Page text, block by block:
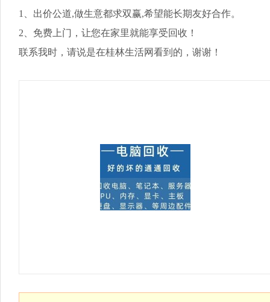
1、出价公道,做生意都求双赢,希望能长期友好合作。
2、免费上门，让您在家里就能享受回收！
联系我时，请说是在桂林生活网看到的，谢谢！